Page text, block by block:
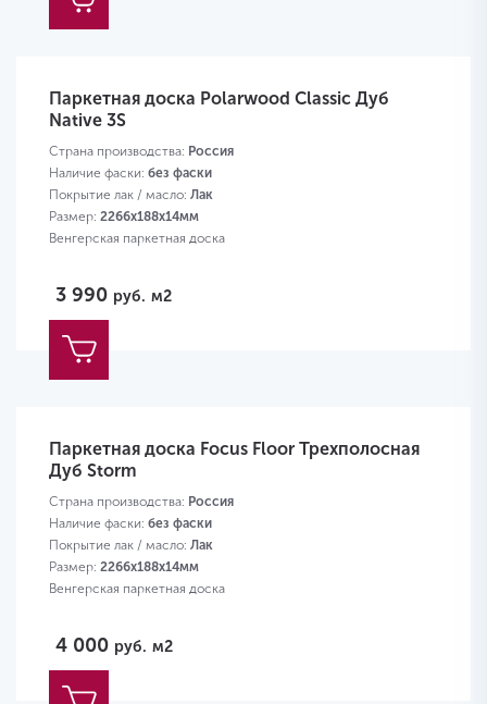
Паркетная доска Polarwood Classic Дуб
Native 3S
Страна производства: Россия
Наличие фаски: без фаски
Покрытие лак / масло: Лак
Размер: 2266х188х14мм
Венгерская паркетная доска
3 990 руб. м2
Паркетная доска Focus Floor Трехполосная
Дуб Storm
Страна производства: Россия
Наличие фаски: без фаски
Покрытие лак / масло: Лак
Размер: 2266х188х14мм
Венгерская паркетная доска
4 000 руб. м2